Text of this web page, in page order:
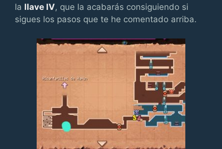
la llave IV, que la acabarás consiguiendo si
sigues los pasos que te he comentado arriba.